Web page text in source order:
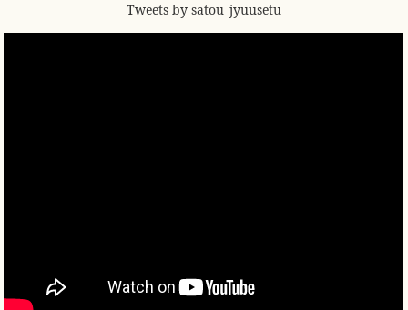
Tweets by satou_jyuusetu